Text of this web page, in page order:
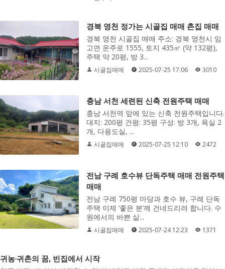
경북 영천 정가는 시골집 매매 촌집 매매
경북 영천 시골집 매매 주소: 경북 영천시 임
고면 운주로 1555, 토지 435㎡ (약 132평),
주택 약 20평, 방 3...
시골집매매 2025-07-25 17:06 3010
충남 서천 세련된 신축 전원주택 매매
충남 서천역 앞에 있는 신축 전원주택입니다.
대지: 200평 건평: 35평 구성: 방 3개, 욕실 2
개, 다용도실, ...
시골집매매 2025-07-25 12:10 2472
전남 구례 호수뷰 단독주택 매매 전원주택
매매
전남 구례 750평 마당과 호수 뷰, 구례 단독
주택 이제 ‘좋은 분’께 건네드리려 합니다. 수
원에서의 바쁜 삶...
시골집매매 2025-07-24 12:23 1371
귀농·귀촌의 꿈, 빈집에서 시작